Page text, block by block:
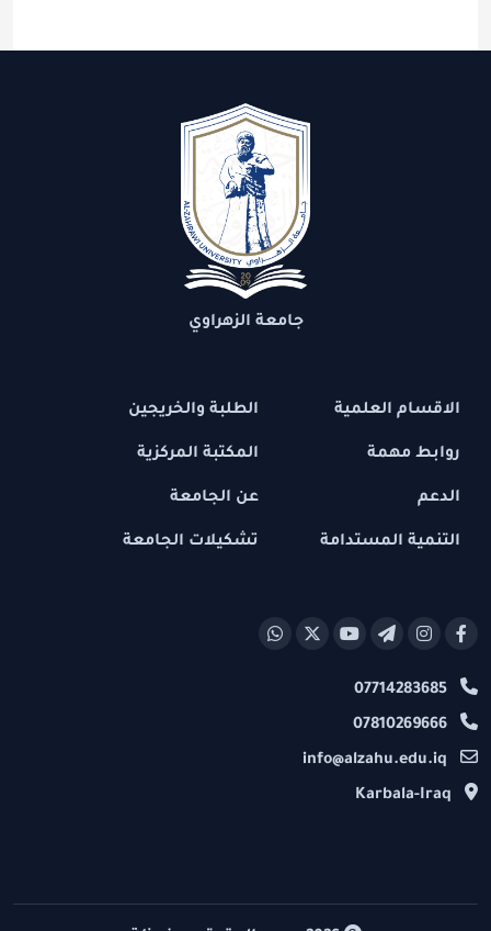
جامعة الزهراوي
الاقسام العلمية
روابط مهمة
الدعم
التنمية المستدامة
الطلبة والخريجين
المكتبة المركزية
عن الجامعة
تشكيلات الجامعة
07714283685
07810269666
info@alzahu.edu.iq
Karbala-Iraq